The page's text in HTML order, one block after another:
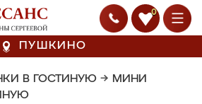
0
ПУШКИНО
В ГОСТИНУЮ → МИНИ